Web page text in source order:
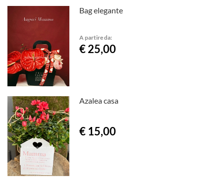
Bag elegante
A partire da:
€ 25,00
Azalea casa
€ 15,00